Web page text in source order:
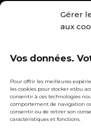
Gérer
aux
Vos données.
Pour offrir les meilleures
les cookies pour stocker et/ou
consentir à ces technologies
comportement de navigation
consentir ou de retirer son
caractéristiques et fonctions.
Contact
snecorep@fntp.fr
01 44 13 31 51
Siège social